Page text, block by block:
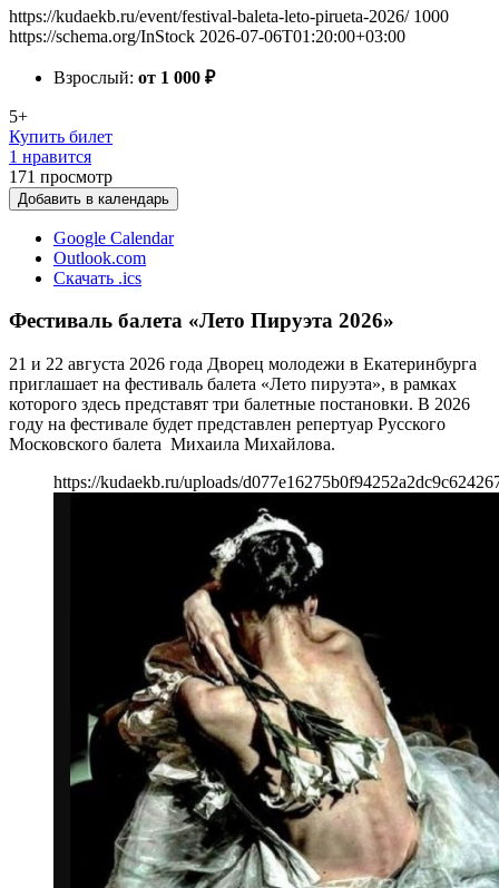
https://kudaekb.ru/event/festival-baleta-leto-pirueta-2026/ 1000
https://schema.org/InStock 2026-07-06T01:20:00+03:00
Взрослый: от 1 000 ₽
5+
Купить билет
1 нравится
171 просмотр
Добавить в календарь
Google Calendar
Outlook.com
Скачать .ics
Фестиваль балета «Лето Пируэта 2026»
21 и 22 августа 2026 года Дворец молодежи в Екатеринбурга
приглашает на фестиваль балета «Лето пируэта», в рамках
которого здесь представят три балетные постановки. В 2026
году на фестивале будет представлен репертуар Русского
Московского балета Михаила Михайлова.
https://kudaekb.ru/uploads/